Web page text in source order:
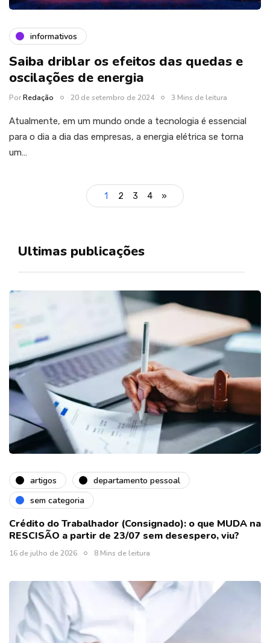
informativos
Saiba driblar os efeitos das quedas e
oscilações de energia
PorRedação 20 de setembro de 2024 3 Mins de leitura
Atualmente, em um mundo onde a tecnologia é essencial
para o dia a dia das empresas, a energia elétrica se torna
um…
1 2 3 4 »
Ultimas publicações
artigos
departamento pessoal
sem categoria
Crédito do Trabalhador (Consignado): o que MUDA na
RESCISÃO a partir de 23/07 sem desespero, viu?
16 de julho de 2026 8 Mins de leitura